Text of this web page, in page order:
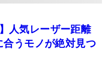
人気レーザー距離
うモノが絶対見つ